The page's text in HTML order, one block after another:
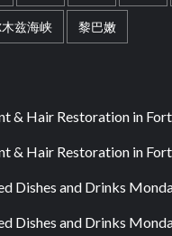
兹海峡 黎巴嫩
& Hair Restoration in
& Hair Restoration in
Dishes and Drinks
Dishes and Drinks